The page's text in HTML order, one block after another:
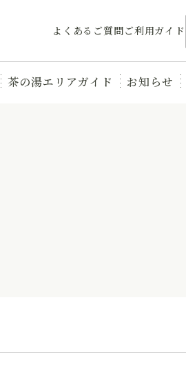
よくあるご質問ご利用ガイド
茶の湯エリアガイド お知らせ